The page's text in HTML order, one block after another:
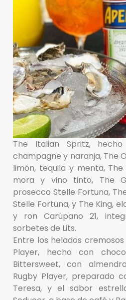
The Italian Spritz,
champagne y naranja, The
limón, tequila y menta,
mora y vino tinto, The
prosecco Stelle Fortuna,
Stelle Fortuna, y The King,
y ron Carúpano 21,
sorbetes de Lits.
Entre los helados
Player, hecho con
Bittersweet, con
Rugby Player, preparado
Teresa, y el sabor